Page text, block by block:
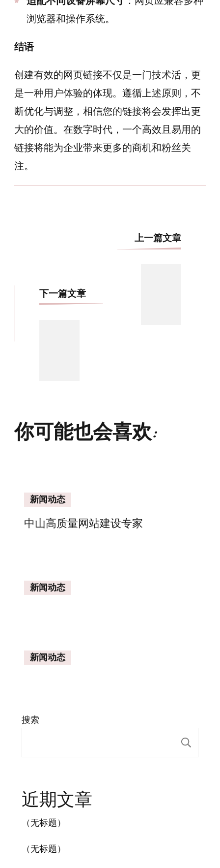
浏览器和操作系统。
结语
创建有效的网页链接不仅是一门技术活，更
是一种用户体验的体现。遵循上述原则，不
断优化与调整，相信您的链接将会发挥出更
大的价值。在数字时代，一个高效且易用的
链接将能为企业带来更多的商机和粉丝关
注。
上一篇文章
下一篇文章
你可能也会喜欢:
新闻动态
中山高质量网站建设专家
新闻动态
新闻动态
搜索
近期文章
（无标题）
（无标题）